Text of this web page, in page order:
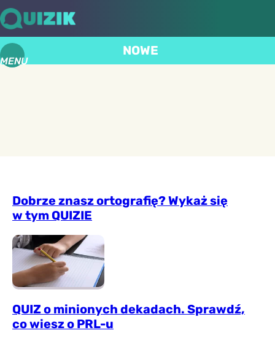
MENU
NOWE
Dobrze znasz ortografię? Wykaż się
w tym QUIZIE
QUIZ o minionych dekadach. Sprawdź,
co wiesz o PRL-u